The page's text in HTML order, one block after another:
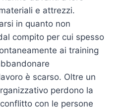
e attrezzi.
in quanto non
compito per cui spesso
ai training
è scarso. Oltre un
perdono la
con le persone